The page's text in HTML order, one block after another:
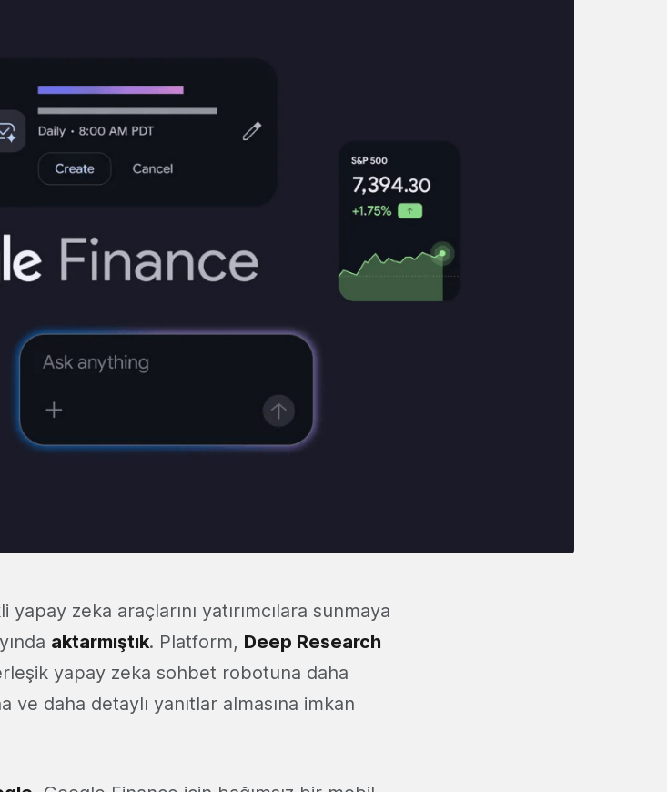
yapay zeka araçlarını yatırımcılara sunmaya
aktarmıştık. Platform, Deep Research
yapay zeka sohbet robotuna daha
ve daha detaylı yanıtlar almasına imkan